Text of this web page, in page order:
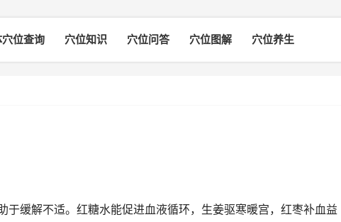
位查询 穴位知识 穴位问答 穴位图解 穴位养生
于缓解不适。红糖水能促进血液循环，生姜驱寒暖宫，红枣补血益